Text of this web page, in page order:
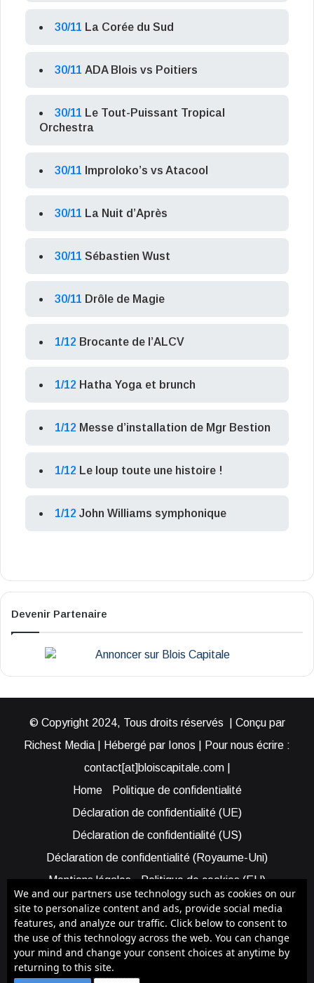
30/11 La Corée du Sud
30/11 ADA Blois vs Poitiers
30/11 Le Tout-Puissant Tropical
Orchestra
30/11 Improloko’s vs Atacool
30/11 La Nuit d’Après
30/11 Sébastien Wust
30/11 Drôle de Magie
1/12 Brocante de l’ALCV
1/12 Hatha Yoga et brunch
1/12 Messe d’installation de Mgr Bestion
1/12 Le loup toute une histoire !
1/12 John Williams symphonique
Devenir Partenaire
© Copyright 2024, Tous droits réservés | Conçu par
Richest Media | Hébergé par Ionos | Pour nous écrire :
contact[at]bloiscapitale.com |
Home
Politique de confidentialité
Déclaration de confidentialité (UE)
Déclaration de confidentialité (US)
Déclaration de confidentialité (Royaume-Uni)
Mentions légales
Politique de cookies (EU)
Cookie Policy (AUS)
Cookie Policy (US)
Qui sommes-nous ?
Participer à Blois Capitale
Bénéficier d’une assistance
We and our partners use technology such as cookies on our
site to personalize content and ads, provide social media
features, and analyze our traffic. Click below to consent to
the use of this technology across the web. You can change
your mind and change your consent choices at anytime by
returning to this site.